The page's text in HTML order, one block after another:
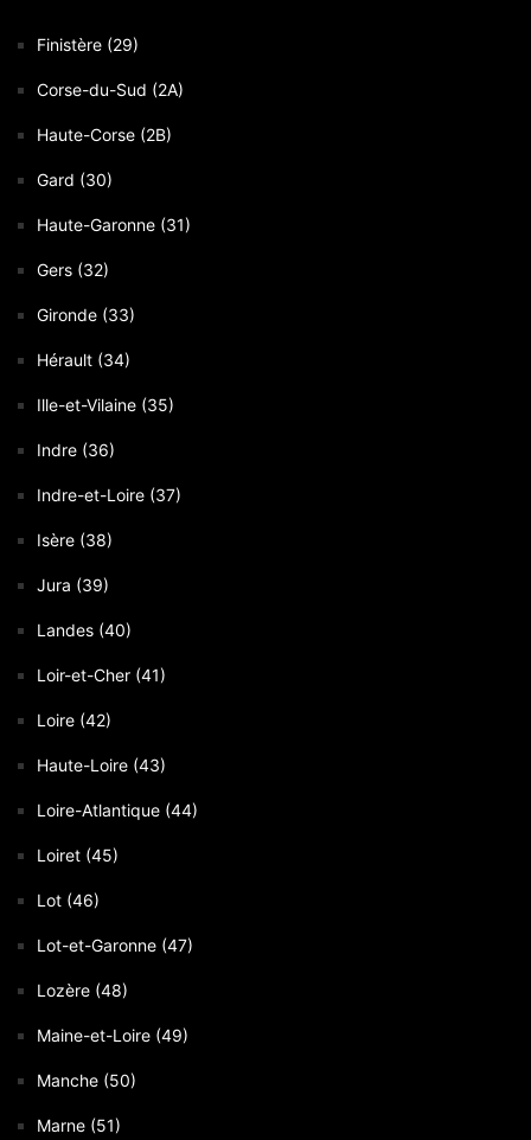
Finistère (29)
Corse-du-Sud (2A)
Haute-Corse (2B)
Gard (30)
Haute-Garonne (31)
Gers (32)
Gironde (33)
Hérault (34)
Ille-et-Vilaine (35)
Indre (36)
Indre-et-Loire (37)
Isère (38)
Jura (39)
Landes (40)
Loir-et-Cher (41)
Loire (42)
Haute-Loire (43)
Loire-Atlantique (44)
Loiret (45)
Lot (46)
Lot-et-Garonne (47)
Lozère (48)
Maine-et-Loire (49)
Manche (50)
Marne (51)